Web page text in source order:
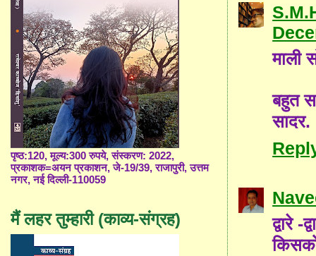
माली
बहुत
सादर.
द्वारे
पृष्ठ:120, मूल्य:300 रुपये, संस्करण: 2022,
प्रकाशक=अयन प्रकाशन, जे-19/39, राजापुरी, उत्तम
नगर, नई दिल्ली-110059
मैं लहर तुम्हारी (काव्य-संग्रह)